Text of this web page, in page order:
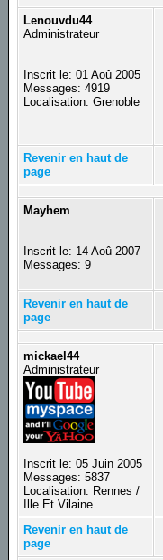
Lenouvdu44
Administrateur
Inscrit le: 01 Aoû 2005
Messages: 4919
Localisation: Grenoble
Revenir en haut de
page
Mayhem
Inscrit le: 14 Aoû 2007
Messages: 9
Revenir en haut de
page
mickael44
Administrateur
Inscrit le: 05 Juin 2005
Messages: 5837
Localisation: Rennes /
Ille Et Vilaine
Revenir en haut de
page